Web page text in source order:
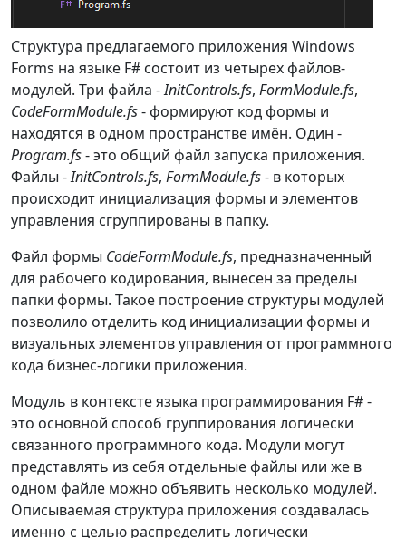
Структура предлагаемого приложения Windows
Forms на языке F# состоит из четырех файлов-
модулей. Три файла -InitControls.fs, FormModule.fs,
CodeFormModule.fs- формируют код формы и
находятся в одном пространстве имён. Один -
Program.fs- это общий файл запуска приложения.
Файлы -InitControls.fs, FormModule.fs- в которых
происходит инициализация формы и элементов
управления сгруппированы в папку.
Файл формы CodeFormModule.fs, предназначенный
для рабочего кодирования, вынесен за пределы
папки формы. Такое построение структуры модулей
позволило отделить код инициализации формы и
визуальных элементов управления от программного
кода бизнес-логики приложения.
Модуль в контексте языка программирования F# -
это основной способ группирования логически
связанного программного кода. Модули могут
представлять из себя отдельные файлы или же в
одном файле можно объявить несколько модулей.
Описываемая структура приложения создавалась
именно с целью распределить логически